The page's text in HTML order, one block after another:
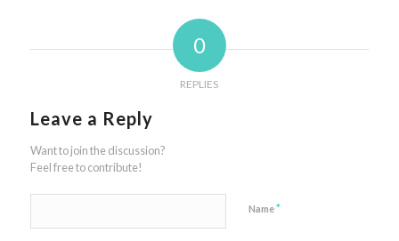
0
REPLIES
Leave a Reply
Want to join the discussion?
Feel free to contribute!
Name*